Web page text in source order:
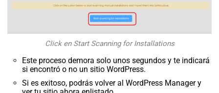
Click en Start Scanning for Installations
Este proceso demora solo unos segundos y te indicará
si encontró o no un sitio WordPress.
Si es exitoso, podrás volver al WordPress Manager y